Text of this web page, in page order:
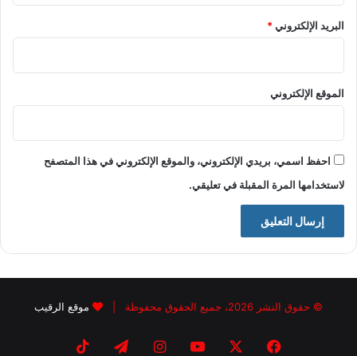
البريد الإلكتروني*
الموقع الإلكتروني
احفظ اسمي، بريدي الإلكتروني، والموقع الإلكتروني في هذا المتصفح
لاستخدامها المرة المقبلة في تعليقي.
© حقوق النشر 2026، جميع الحقوق محفوظة | موقع الرقيب
فيسبوك يوتيوبانستقرامتيلقرام